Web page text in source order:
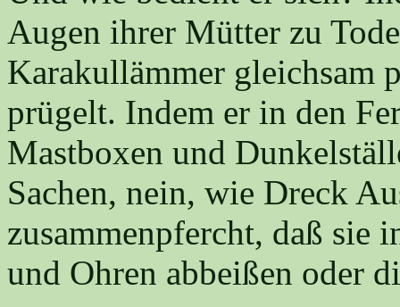
Augen ihrer Mütter zu
Karakullämmer gleichsam
prügelt. Indem er in den
Mastboxen und
Sachen, nein, wie Dreck
zusammenpfercht, daß sie
und Ohren abbeißen oder